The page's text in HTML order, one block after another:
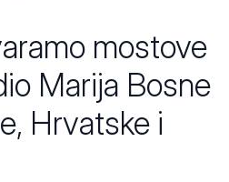
mostove
Marija Bosne
Hrvatske i